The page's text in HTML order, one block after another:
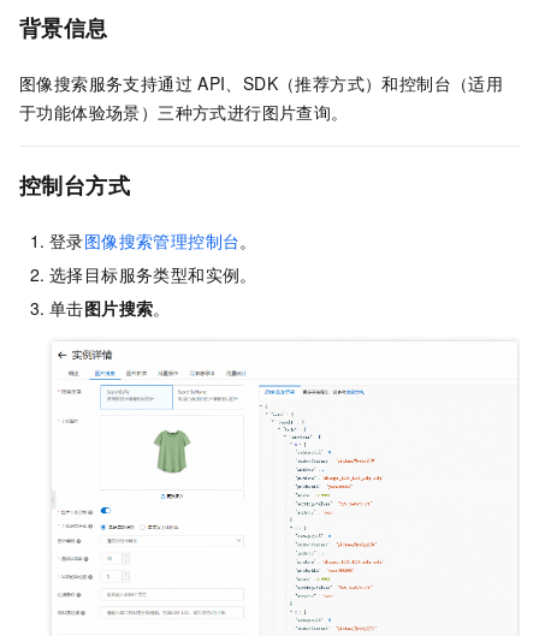
背景信息
图像搜索服务支持通过 API、SDK（推荐方式）和控制台（适用
于功能体验场景）三种方式进行图片查询。
控制台方式
登录图像搜索管理控制台。
选择目标服务类型和实例。
单击图片搜索。